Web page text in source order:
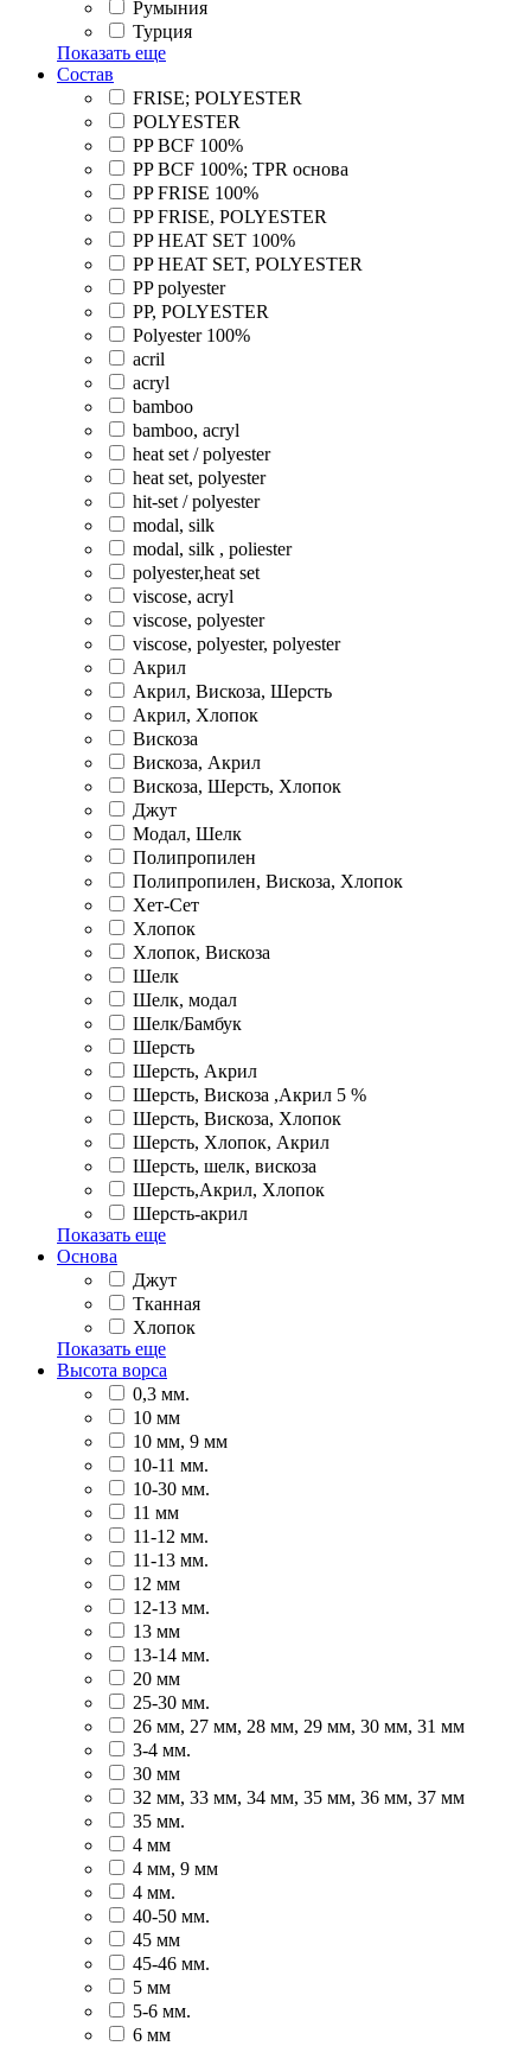
Румыния
Турция
Показать еще
Состав
FRISE; POLYESTER
POLYESTER
PP BCF 100%
PP BCF 100%; TPR основа
PP FRISE 100%
PP FRISE, POLYESTER
PP HEAT SET 100%
PP HEAT SET, POLYESTER
PP polyester
PP, POLYESTER
Polyester 100%
acril
acryl
bamboo
bamboo, acryl
heat set / polyester
heat set, polyester
hit-set / polyester
modal, silk
modal, silk , poliester
polyester,heat set
viscose, acryl
viscose, polyester
viscose, polyester, polyester
Акрил
Акрил, Вискоза, Шерсть
Акрил, Хлопок
Вискоза
Вискоза, Акрил
Вискоза, Шерсть, Хлопок
Джут
Модал, Шелк
Полипропилен
Полипропилен, Вискоза, Хлопок
Хет-Сет
Хлопок
Хлопок, Вискоза
Шелк
Шелк, модал
Шелк/Бамбук
Шерсть
Шерсть, Акрил
Шерсть, Вискоза ,Акрил 5 %
Шерсть, Вискоза, Хлопок
Шерсть, Хлопок, Акрил
Шерсть, шелк, вискоза
Шерсть,Акрил, Хлопок
Шерсть-акрил
Показать еще
Основа
Джут
Тканная
Хлопок
Показать еще
Высота ворса
0,3 мм.
10 мм
10 мм, 9 мм
10-11 мм.
10-30 мм.
11 мм
11-12 мм.
11-13 мм.
12 мм
12-13 мм.
13 мм
13-14 мм.
20 мм
25-30 мм.
26 мм, 27 мм, 28 мм, 29 мм, 30 мм, 31 мм
3-4 мм.
30 мм
32 мм, 33 мм, 34 мм, 35 мм, 36 мм, 37 мм
35 мм.
4 мм
4 мм, 9 мм
4 мм.
40-50 мм.
45 мм
45-46 мм.
5 мм
5-6 мм.
6 мм